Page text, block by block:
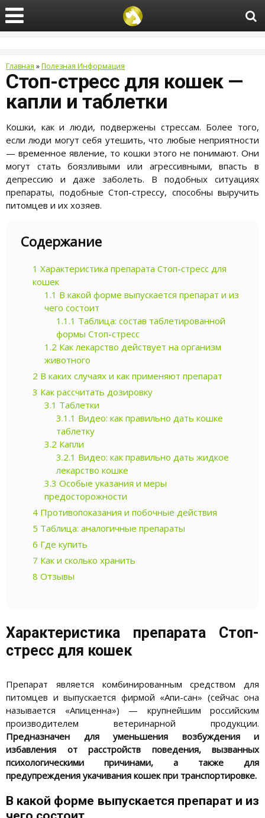
Главная »Полезная Информация
Стоп-стресс для кошек —
капли и таблетки
Кошки, как и люди, подвержены стрессам. Более того,
если люди могут себя утешить, что любые неприятности
— временное явление, то кошки этого не понимают. Они
могут стать боязливыми или агрессивными, впасть в
депрессию и даже заболеть. В подобных ситуациях
препараты, подобные Стоп-стрессу, способны выручить
питомцев и их хозяев.
Содержание
1 Характеристика препарата Стоп-стресс для
кошек
1.1 В какой форме выпускается препарат и из
чего состоит
1.1.1 Таблица: состав таблетированной
формы Стоп-стресс
1.2 Как лекарство действует на организм
животного
2 В каких случаях и как применяют препарат
3 Как рассчитать дозировку
3.1 Таблетки
3.1.1 Видео: как правильно дать кошке
таблетку
3.2 Капли
3.2.1 Видео: как правильно дать жидкое
лекарство кошке
3.3 Особые указания и меры
предосторожности
4 Противопоказания и побочные действия
5 Таблица: аналогичные препараты
6 Где купить
7 Как и сколько хранить
8 Отзывы
Характеристика препарата Стоп-
стресс для кошек
Препарат является комбинированным средством для
питомцев и выпускается фирмой «Апи-сан» (сейчас она
называется «Апиценна») — крупнейшим российским
производителем ветеринарной продукции.
Предназначен
для
уменьшения возбуждения и
избавления от расстройств поведения, вызванных
психологическими причинами, а также для
предупреждения укачивания кошек при транспортировке.
В какой форме выпускается препарат и из